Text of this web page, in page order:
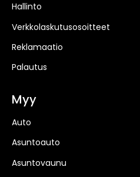
Hallinto
Verkkolaskutusosoitteet
Reklamaatio
Palautus
Myy
Auto
Asuntoauto
Asuntovaunu